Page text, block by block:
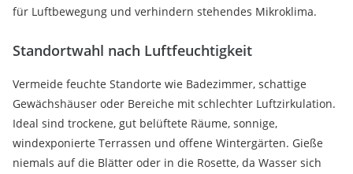
für Luftbewegung und verhindern stehendes Mikroklima.
Standortwahl nach Luftfeuchtigkeit
Vermeide feuchte Standorte wie Badezimmer, schattige
Gewächshäuser oder Bereiche mit schlechter Luftzirkulation.
Ideal sind trockene, gut belüftete Räume, sonnige,
windexponierte Terrassen und offene Wintergärten. Gieße
niemals auf die Blätter oder in die Rosette, da Wasser sich